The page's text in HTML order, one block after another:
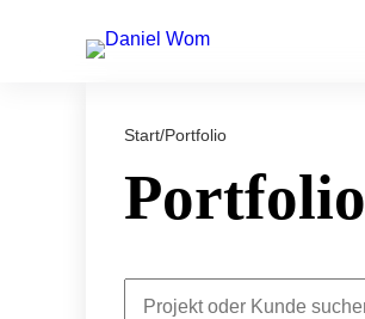
Start/Portfolio
Portfolio